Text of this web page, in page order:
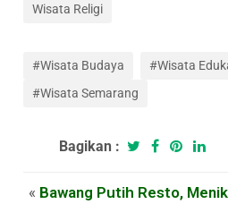
Wisata Religi
#Wisata Budaya #Wisata
#Wisata Semarang
Bagikan :
« Bawang Putih Resto,